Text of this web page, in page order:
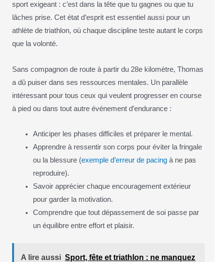
sport exigeant : c’est dans la tête que tu gagnes ou que tu
lâches prise. Cet état d’esprit est essentiel aussi pour un
athlète de triathlon, où chaque discipline teste autant le corps
que la volonté.
Sans compagnon de route à partir du 28e kilomètre, Thomas
a dû puiser dans ses ressources mentales. Un parallèle
intéressant pour tous ceux qui veulent progresser en course
à pied ou dans tout autre événement d’endurance :
Anticiper les phases difficiles et préparer le mental.
Apprendre à ressentir son corps pour éviter la fringale
ou la blessure (exemple d’erreur de pacing à ne pas
reproduire).
Savoir apprécier chaque encouragement extérieur
pour garder la motivation.
Comprendre que tout dépassement de soi passe par
un équilibre entre effort et plaisir.
A lire aussi Sport, fête et triathlon : ne manquez